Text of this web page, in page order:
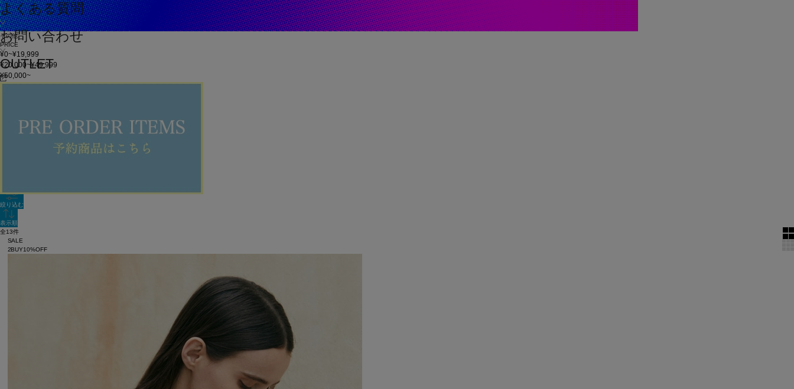
よくある質問
お問い合わせ
OUTLET
その他
PRICE
¥0~¥19,999
¥20,000~¥49,999
¥50,000~
在庫
新着順
絞り込む
表示順
全13件
SALE
2BUY10%OFF